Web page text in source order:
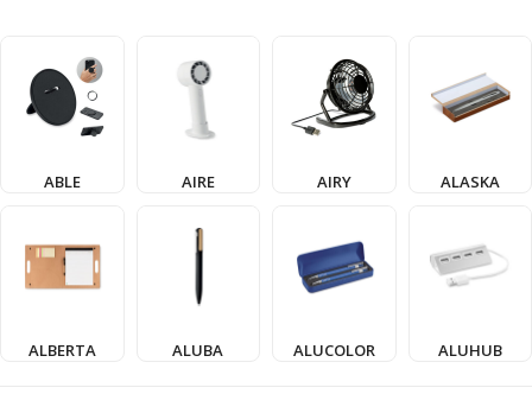
ABLE AIRE AIRY ALASKA
ALBERTA ALUBA ALUCOLOR ALUHUB